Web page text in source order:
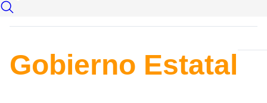
Gobierno Estatal